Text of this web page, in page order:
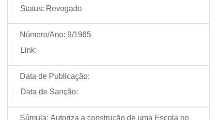
Status: Revogado
Número/Ano: 9/1965
Link:
Data de Publicação:
Data de Sanção:
Súmula: Autoriza a construção de uma Escola no